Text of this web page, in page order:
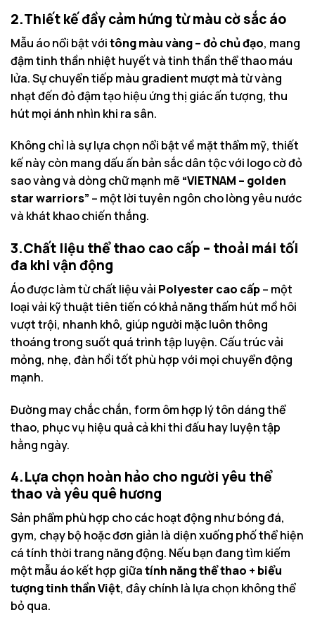
2.Thiết kế đầy cảm hứng từ màu cờ sắc áo
Mẫu áo nổi bật vớitông màu vàng – đỏ chủ đạo, mang
đậm tinh thần nhiệt huyết và tinh thần thể thao máu
lửa. Sự chuyển tiếp màu gradient mượt mà từ vàng
nhạt đến đỏ đậm tạo hiệu ứng thị giác ấn tượng, thu
hút mọi ánh nhìn khi ra sân.
Không chỉ là sự lựa chọn nổi bật về mặt thẩm mỹ, thiết
kế này còn mang dấu ấn bản sắc dân tộc với logo cờ đỏ
sao vàng và dòng chữ mạnh mẽ “VIETNAM – golden
star warriors” – một lời tuyên ngôn cho lòng yêu nước
và khát khao chiến thắng.
3.Chất liệu thể thao cao cấp – thoải mái tối
đa khi vận động
Áo được làm từ chất liệu vải Polyester cao cấp– một
loại vải kỹ thuật tiên tiến có khả năng thấm hút mồ hôi
vượt trội, nhanh khô, giúp người mặc luôn thông
thoáng trong suốt quá trình tập luyện. Cấu trúc vải
mỏng, nhẹ, đàn hồi tốt phù hợp với mọi chuyển động
mạnh.
Đường may chắc chắn, form ôm hợp lý tôn dáng thể
thao, phục vụ hiệu quả cả khi thi đấu hay luyện tập
hằng ngày.
4.Lựa chọn hoàn hảo cho người yêu thể
thao và yêu quê hương
Sản phẩm phù hợp cho các hoạt động như bóng đá,
gym, chạy bộ hoặc đơn giản là diện xuống phố thể hiện
cá tính thời trang năng động. Nếu bạn đang tìm kiếm
một mẫu áo kết hợp giữatính năng thể thao + biểu
tượng tinh thần Việt, đây chính là lựa chọn không thể
bỏ qua.